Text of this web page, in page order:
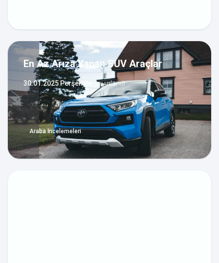
En Az Arıza Yapan SUV Araçlar
30.01.2025 Perşembe yayınlandı
Araba İncelemeleri